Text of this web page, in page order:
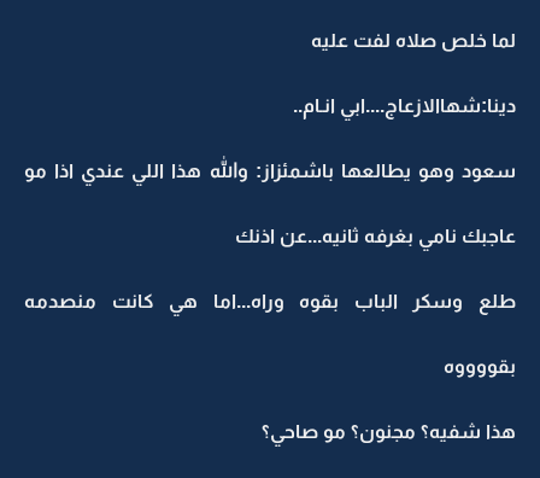
لما خلص صلاه لفت عليه
دينا:شهاالازعاج....ابي انـام..
سعود وهو يطالعها باشمئزاز: والله هذا اللي عندي اذا مو
عاجبك نامي بغرفه ثانيه...عن اذنك
طلع وسكر الباب بقوه وراه...اما هي كانت منصدمه
بقووووه
هذا شفيه؟ مجنون؟ مو صاحي؟